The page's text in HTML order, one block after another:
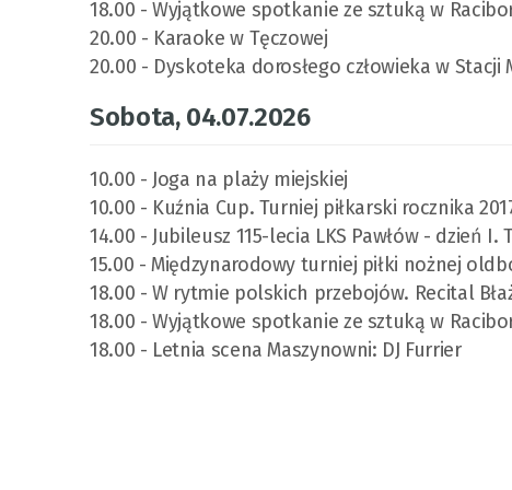
18.00 - Wyjątkowe spotkanie ze sztuką w
20.00 - Karaoke w Tęczowej
20.00 - Dyskoteka dorosłego człowieka w Stacji
Sobota, 04.07.2026
10.00 - Joga na plaży miejskiej
10.00 - Kuźnia Cup. Turniej piłkarski rocznika
14.00 - Jubileusz 115-lecia LKS Pawłów - dzień
15.00 - Międzynarodowy turniej piłki nożnej
18.00 - W rytmie polskich przebojów. Recital
18.00 - Wyjątkowe spotkanie ze sztuką w
18.00 - Letnia scena Maszynowni: DJ Furrier